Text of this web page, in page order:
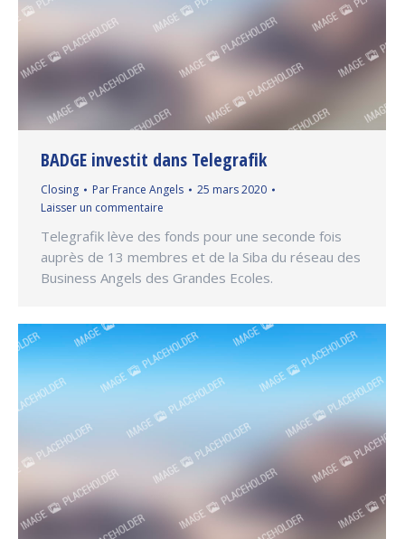
BADGE investit dans Telegrafik
Closing Par France Angels
25 mars 2020
Laisser un commentaire
Telegrafik lève des fonds pour une seconde fois
auprès de 13 membres et de la Siba du réseau des
Business Angels des Grandes Ecoles.